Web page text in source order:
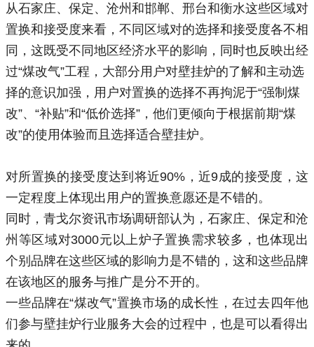
从石家庄、保定、沧州和邯郸、邢台和衡水这些区域对
置换和接受度来看，不同区域对的选择和接受度各不相
同，这既受不同地区经济水平的影响，同时也反映出经
过“煤改气”工程，大部分用户对壁挂炉的了解和主动选
择的意识加强，用户对置换的选择不再拘泥于“强制煤
改”、“补贴”和“低价选择”，他们更倾向于根据前期“煤
改”的使用体验而且选择适合壁挂炉。
对所置换的接受度达到将近90%，近9成的接受度，这
一定程度上体现出用户的置换意愿还是不错的。
同时，青戈尔资讯市场调研部认为，石家庄、保定和沧
州等区域对3000元以上炉子置换需求较多，也体现出
个别品牌在这些区域的影响力是不错的，这和这些品牌
在该地区的服务与推广是分不开的。
一些品牌在“煤改气”置换市场的成长性，在过去四年他
们参与壁挂炉行业服务大会的过程中，也是可以看得出